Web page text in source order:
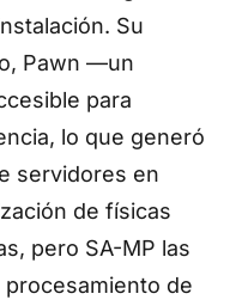
Su
Pawn —un
para
lo que generó
servidores en
de físicas
pero SA-MP las
de